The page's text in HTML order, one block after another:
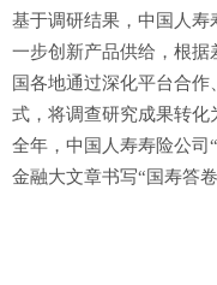
基于调研结果，中国人
一步创新产品供给，根据
国各地通过深化平台合
式，将调查研究成果转化
全年，中国人寿寿险公司
金融大文章书写“国寿答卷